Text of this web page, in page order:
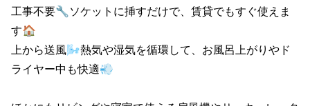
工事不要🔧ソケットに挿すだけで、賃貸でもすぐ使えま
す🏠
上から送風🌬️熱気や湿気を循環して、お風呂上がりやド
ライヤー中も快適💨